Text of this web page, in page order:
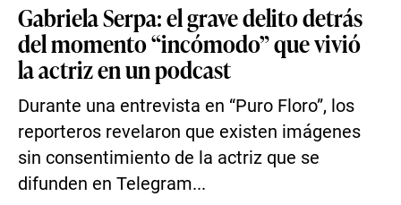
Gabriela Serpa: el grave delito detrás
del momento “incómodo” que vivió
la actriz en un podcast
Durante una entrevista en “Puro Floro”, los
reporteros revelaron que existen imágenes
sin consentimiento de la actriz que se
difunden en Telegram...